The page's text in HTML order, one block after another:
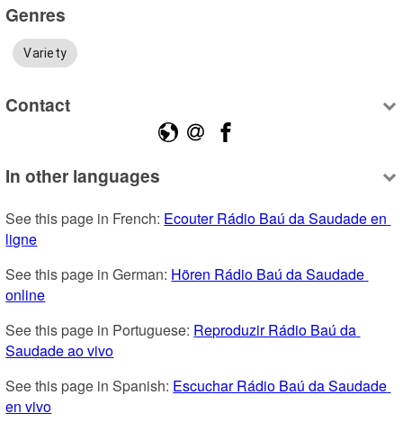
Genres
Variety
Contact
In other languages
See this page in French: Ecouter Rádio Baú da Saudade en
ligne
See this page in German: Hören Rádio Baú da Saudade
online
See this page in Portuguese: Reproduzir Rádio Baú da
Saudade ao vivo
See this page in Spanish: Escuchar Rádio Baú da Saudade
en vivo